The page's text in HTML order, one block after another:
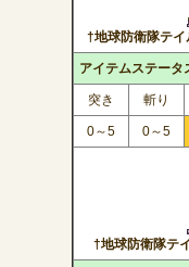
†地球防衛隊テ
アイテムステータ
突き 斬り
0～5 0～5
†地球防衛隊テ